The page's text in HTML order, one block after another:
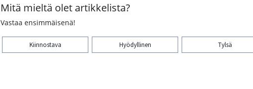
Mitä mieltä olet artikkelista?
Vastaa ensimmäisenä!
Kiinnostava Hyödyllinen Tylsä